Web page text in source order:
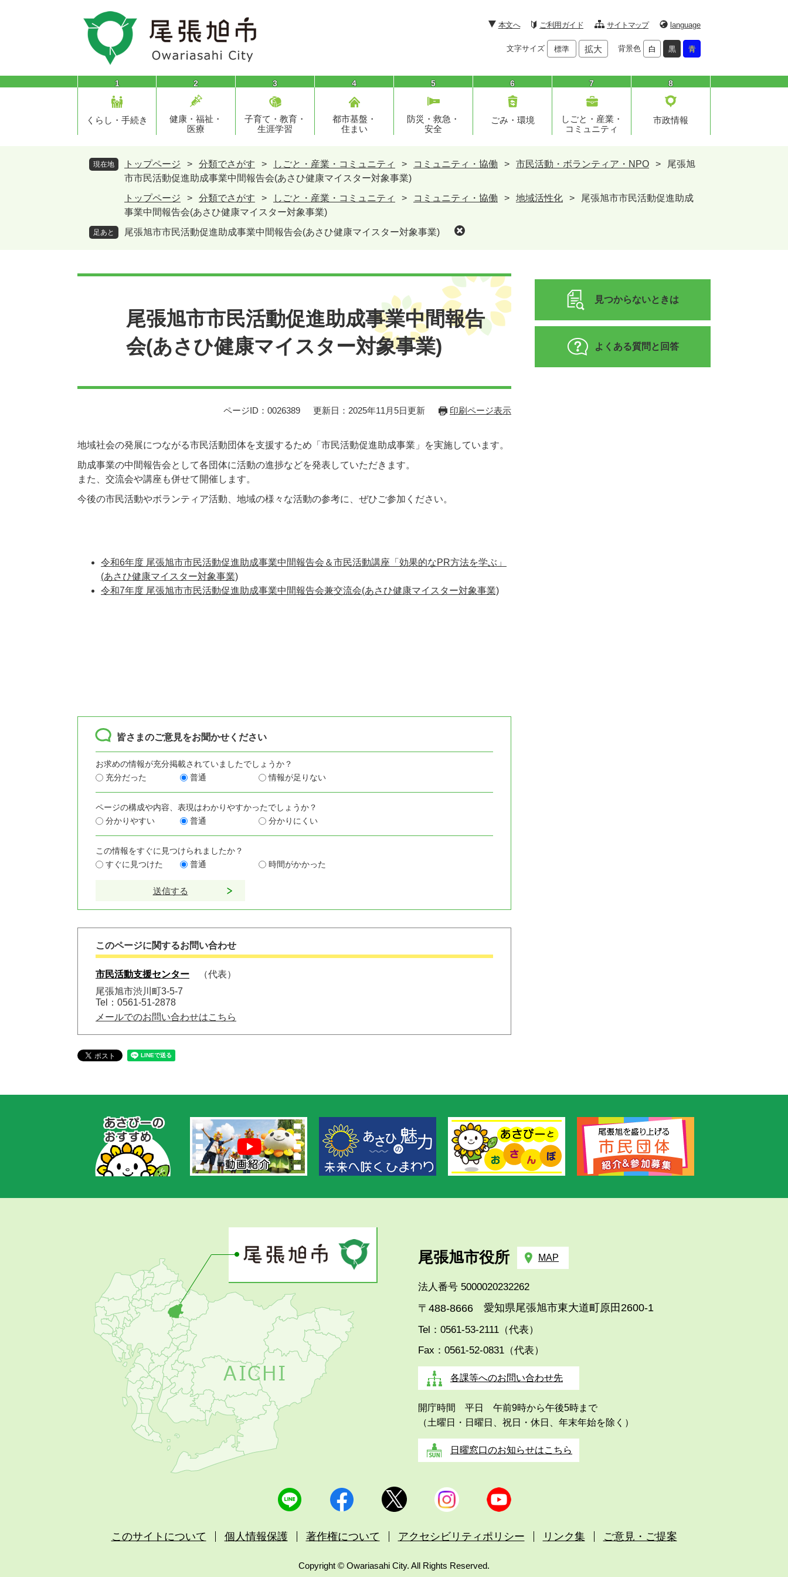
頭
飛
本文へ ご利用ガイド サイトマップ language
文字サイズ 標準 拡大 背景色 白 黒 青
1
くらし・手続き
2
健康・福祉・
医療
3
子育て・教育・
生涯学習
4
都市基盤・
住まい
5
防災・救急・
安全
6
ごみ・環境
7
しごと・産業・
コミュニティ
8
市政情報
現在地 トップページ > 分類でさがす > しごと・産業・コミュニティ > コミュニティ・協働 > 市民活動・ボランティア・NPO >
尾張旭
市市民活動促進助成事業中間報告会(あさひ健康マイスター対象事業)
トップページ
> 分類でさがす > しごと・産業・コミュニティ > コミュニティ・協働 > 地域活性化 >
尾張旭市市民活動促進助成
事業中間報告会(あさひ健康マイスター対象事業)
足あと 尾張旭市市民活動促進助成事業中間報告会(あさひ健康マイスター対象事業)
尾張旭市市民活動促進助成事業中間報告
会(あさひ健康マイスター対象事業)
ページID：0026389 更新日：2025年11月5日更新 印刷ページ表示
地域社会の発展につながる市民活動団体を支援するため「市民活動促進助成事業」を実施しています。
助成事業の中間報告会として各団体に活動の進捗などを発表していただきます。
また、交流会や講座も併せて開催します。
今後の市民活動やボランティア活動、地域の様々な活動の参考に、ぜひご参加ください。
令和6年度 尾張旭市市民活動促進助成事業中間報告会＆市民活動講座「効果的なPR方法を学ぶ」
(あさひ健康マイスター対象事業)
令和7年度 尾張旭市市民活動促進助成事業中間報告会兼交流会(あさひ健康マイスター対象事業)
皆さまのご意見をお聞かせください
お求めの情報が充分掲載されていましたでしょうか？
充分だった
普通 情報が足りない
ページの構成や内容、表現はわかりやすかったでしょうか？
分かりやすい
普通 分かりにくい
この情報をすぐに見つけられましたか？
すぐに見つけた
普通 時間がかかった
このページに関するお問い合わせ
市民活動支援センター
代表
尾張旭市渋川町3-5-7
Tel：0561-51-2878
メールでのお問い合わせはこちら
見つからないときは
よくある質問と回答
あ
す
め
尾張旭市役所 MAP
法人番号 5000020232262
〒488-8666 愛知県尾張旭市東大道町原田2600-1
Tel：0561-53-2111（代表）
Fax：0561-52-0831（代表）
各課等へのお問い合わせ先
開庁時間 平日 午前9時から午後5時まで
（土曜日・日曜日、祝日・休日、年末年始を除く）
日曜窓口のお知らせはこちら
このサイトについて 個人情報保護 著作権について アクセシビリティポリシー リンク集 ご意見・ご提案
Copyright © Owariasahi City. All Rights Reserved.